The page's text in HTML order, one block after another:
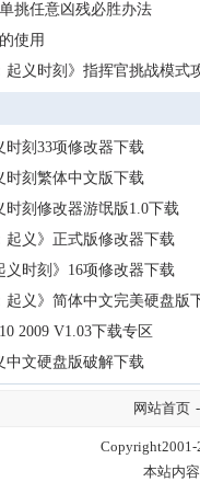
挑任意凶残必胜办法
使用
起义时刻》指挥官挑战模式
时刻33项修改器下载
时刻繁体中文版下载
时刻修改器游氓版1.0下载
起义》正式版修改器下载
义时刻》16项修改器下载
起义》简体中文完美硬盘版
2009 V1.03下载专区
中文硬盘版破解下载
网站首页 -
Copyright2001-
本站内